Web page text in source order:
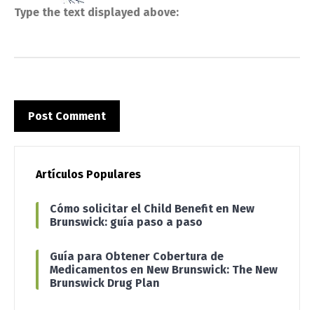
Type the text displayed above:
Artículos Populares
Cómo solicitar el Child Benefit en New
Brunswick: guía paso a paso
Guía para Obtener Cobertura de
Medicamentos en New Brunswick: The New
Brunswick Drug Plan